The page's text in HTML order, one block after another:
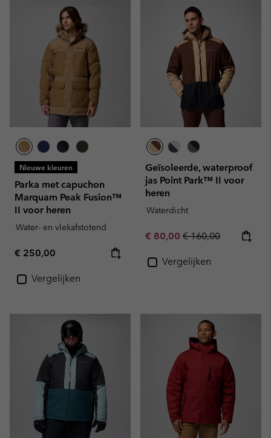
Nieuwe kleuren
Parka met capuchon
Marquam Peak Fusion™
II voor heren
Water- en vlekafstotend
Regular price:
€ 250,00
Vergelijken
Geïsoleerde, waterproof
jas Point Park™ II voor
heren
Waterdicht
Sale price:
€ 80,00 Regular price:
€ 160,00
Vergelijken